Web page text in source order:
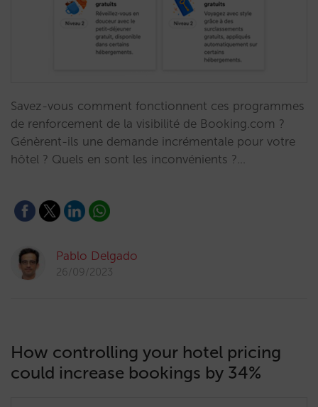
Savez-vous comment fonctionnent ces programmes
de renforcement de la visibilité de Booking.com ?
Génèrent-ils une demande incrémentale pour votre
hôtel ? Quels en sont les inconvénients ?…
Pablo Delgado
26/09/2023
How controlling your hotel pricing
could increase bookings by 34%